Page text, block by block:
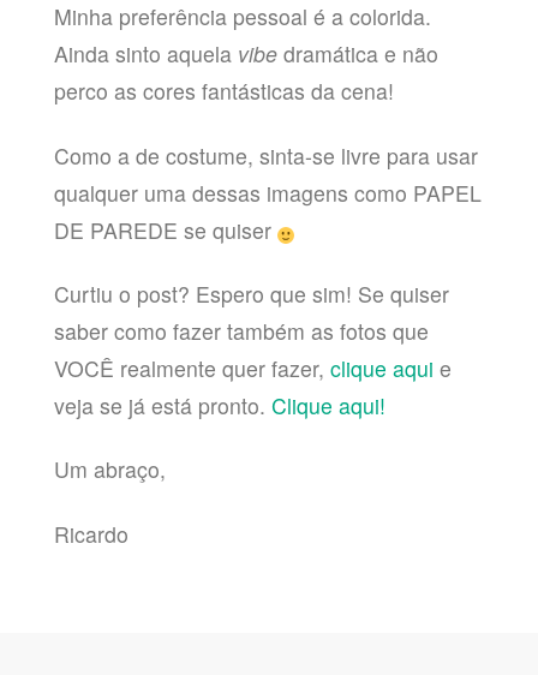
Minha preferência pessoal é a colorida.
Ainda sinto aquela vibedramática e não
perco as cores fantásticas da cena!
Como a de costume, sinta-se livre para usar
qualquer uma dessas imagens como PAPEL
DE PAREDE se quiser
Curtiu o post? Espero que sim! Se quiser
saber como fazer também as fotos que
VOCÊ realmente quer fazer, clique aqui e
veja se já está pronto. Clique aqui!
Um abraço,
Ricardo